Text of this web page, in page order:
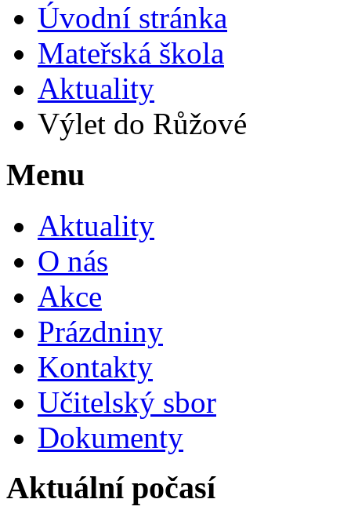
Úvodní stránka
Mateřská škola
Aktuality
Výlet do Růžové
Menu
Aktuality
O nás
Akce
Prázdniny
Kontakty
Učitelský sbor
Dokumenty
Aktuální počasí